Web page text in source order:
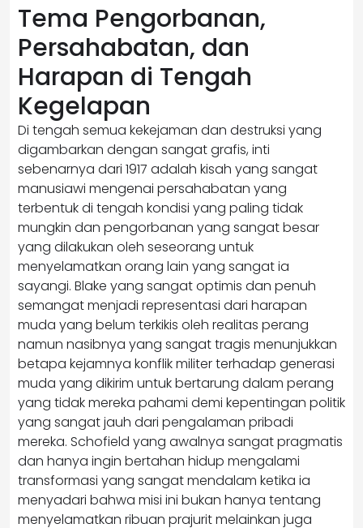
Tema Pengorbanan,
Persahabatan, dan
Harapan di Tengah
Kegelapan
Di tengah semua kekejaman dan destruksi yang
digambarkan dengan sangat grafis, inti
sebenarnya dari 1917 adalah kisah yang sangat
manusiawi mengenai persahabatan yang
terbentuk di tengah kondisi yang paling tidak
mungkin dan pengorbanan yang sangat besar
yang dilakukan oleh seseorang untuk
menyelamatkan orang lain yang sangat ia
sayangi. Blake yang sangat optimis dan penuh
semangat menjadi representasi dari harapan
muda yang belum terkikis oleh realitas perang
namun nasibnya yang sangat tragis menunjukkan
betapa kejamnya konflik militer terhadap generasi
muda yang dikirim untuk bertarung dalam perang
yang tidak mereka pahami demi kepentingan politik
yang sangat jauh dari pengalaman pribadi
mereka. Schofield yang awalnya sangat pragmatis
dan hanya ingin bertahan hidup mengalami
transformasi yang sangat mendalam ketika ia
menyadari bahwa misi ini bukan hanya tentang
menyelamatkan ribuan prajurit melainkan juga